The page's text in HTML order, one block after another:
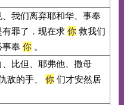
我们离弃耶和华、事奉
罪了．现在求 你救我们
事奉 你。
比但、耶弗他、撒母
敌的手、 你们才安然居